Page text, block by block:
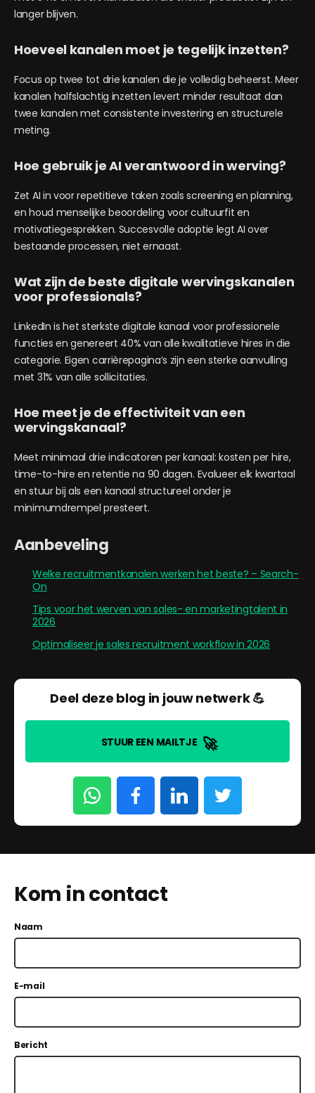
langer blijven.
Hoeveel kanalen moet je tegelijk inzetten?
Focus op twee tot drie kanalen die je volledig beheerst. Meer
kanalen halfslachtig inzetten levert minder resultaat dan
twee kanalen met consistente investering en structurele
meting.
Hoe gebruik je AI verantwoord in werving?
Zet AI in voor repetitieve taken zoals screening en planning,
en houd menselijke beoordeling voor cultuurfit en
motivatiegesprekken. Succesvolle adoptie legt AI over
bestaande processen, niet ernaast.
Wat zijn de beste digitale wervingskanalen
voor professionals?
LinkedIn is het sterkste digitale kanaal voor professionele
functies en genereert 40% van alle kwalitatieve hires in die
categorie. Eigen carrièrepagina’s zijn een sterke aanvulling
met 31% van alle sollicitaties.
Hoe meet je de effectiviteit van een
wervingskanaal?
Meet minimaal drie indicatoren per kanaal: kosten per hire,
time-to-hire en retentie na 90 dagen. Evalueer elk kwartaal
en stuur bij als een kanaal structureel onder je
minimumdrempel presteert.
Aanbeveling
Welke recruitmentkanalen werken het beste? – Search-
On
Tips voor het werven van sales- en marketingtalent in
2026
Optimaliseer je sales recruitment workflow in 2026
Deel deze blog in jouw netwerk 💪
STUUR EEN MAILTJE 🚀
Kom in contact
Naam
E-mail
Bericht